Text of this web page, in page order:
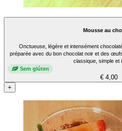
Mousse au
Onctueuse, légère et intensément
préparée avec du bon chocolat noir et des
classique, simple et
Sem glúten
€ 4,00
+